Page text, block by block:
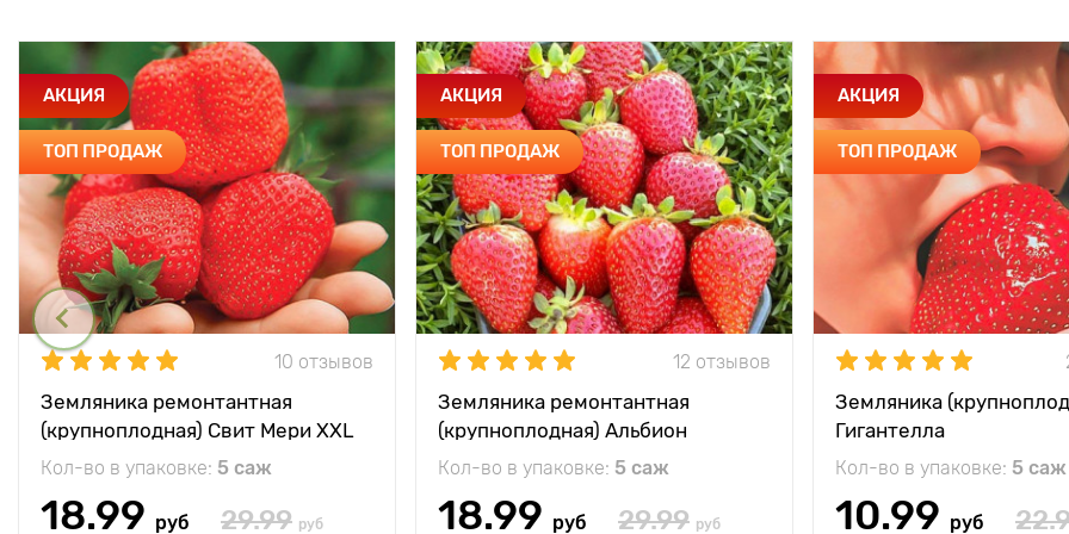
АКЦИЯ
ТОП ПРОДАЖ
10 отзывов
Земляника ремонтантная
(крупноплодная) Свит Мери XXL
Кол-во в упаковке: 5 саж
18.99 руб 29.99 руб
АКЦИЯ
ТОП ПРОДАЖ
12 отзывов
Земляника ремонтантная
(крупноплодная) Альбион
Кол-во в упаковке: 5 саж
18.99 руб 29.99 руб
АКЦИЯ
ТОП ПРОДАЖ
Земляника
Гигантелла
Кол-во в упаковке: 5 саж
10.99 руб